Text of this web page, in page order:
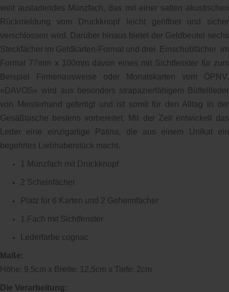
weit ausladendes Münzfach, das mit einer satten akustischen
Rückmeldung vom Druckknopf leicht geöffnet und sicher
verschlossen wird. Darüber hinaus bietet der Geldbeutel sechs
Steckfächer im Geldkarten-Format und drei Einschubfächer im
Format 77mm x 100mm davon eines mit Sichtfenster für zum
Beispiel Firmenausweise oder Monatskarten vom ÖPNV.
»DAVOS« wird aus besonders strapazierfähigem Büffellleder
von Meisterhand gefertigt und ist somit für den Alltag in der
Gesäßtasche bestens vorbereitet. Mit der Zeit entwickelt das
Leder eine einzigartige Patina, die aus einem Unikat ein
begehrtes Liebhaberstück macht.
1 Münzfach mit Druckknopf
2 Scheinfächer
Platz für 6 Karten und 2 Geheimfächer
1 Fach mit Sichtfenster
Lederfarbe cognac
Maße:
Höhe: 9,5cm x Breite: 12,5cm x Tiefe: 2cm
Die Verarbeitung: